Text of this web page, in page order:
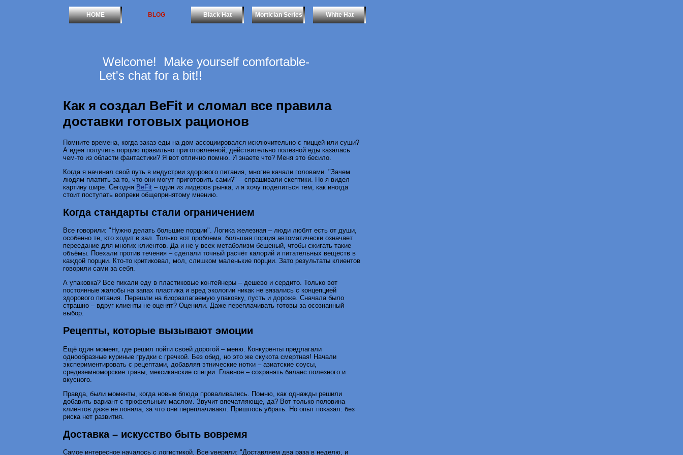
HOME BLOG Black Hat Mortician Series White Hat
Welcome! Make yourself comfortable-
Let's chat for a bit!!
Как я создал BeFit и сломал все правила
доставки готовых рационов
Помните времена, когда заказ еды на дом ассоциировался исключительно с пиццей или суши?
А идея получить порцию правильно приготовленной, действительно полезной еды казалась
чем-то из области фантастики? Я вот отлично помню. И знаете что? Меня это бесило.
Когда я начинал свой путь в индустрии здорового питания, многие качали головами. "Зачем
людям платить за то, что они могут приготовить сами?" – спрашивали скептики. Но я видел
картину шире. Сегодня BeFit – один из лидеров рынка, и я хочу поделиться тем, как иногда
стоит поступать вопреки общепринятому мнению.
Когда стандарты стали ограничением
Все говорили: "Нужно делать большие порции". Логика железная – люди любят есть от души,
особенно те, кто ходит в зал. Только вот проблема: большая порция автоматически означает
переедание для многих клиентов. Да и не у всех метаболизм бешеный, чтобы сжигать такие
объёмы. Поехали против течения – сделали точный расчёт калорий и питательных веществ в
каждой порции. Кто-то критиковал, мол, слишком маленькие порции. Зато результаты клиентов
говорили сами за себя.
А упаковка? Все пихали еду в пластиковые контейнеры – дешево и сердито. Только вот
постоянные жалобы на запах пластика и вред экологии никак не вязались с концепцией
здорового питания. Перешли на биоразлагаемую упаковку, пусть и дороже. Сначала было
страшно – вдруг клиенты не оценят? Оценили. Даже переплачивать готовы за осознанный
выбор.
Рецепты, которые вызывают эмоции
Ещё один момент, где решил пойти своей дорогой – меню. Конкуренты предлагали
однообразные куриные грудки с гречкой. Без обид, но это же скукота смертная! Начали
экспериментировать с рецептами, добавляя этнические нотки – азиатские соусы,
средиземноморские травы, мексиканские специи. Главное – сохранять баланс полезного и
вкусного.
Правда, были моменты, когда новые блюда проваливались. Помню, как однажды решили
добавить вариант с трюфельным маслом. Звучит впечатляюще, да? Вот только половина
клиентов даже не поняла, за что они переплачивают. Пришлось убрать. Но опыт показал: без
риска нет развития.
Доставка – искусство быть вовремя
Самое интересное началось с логистикой. Все уверяли: "Доставляем два раза в неделю, и